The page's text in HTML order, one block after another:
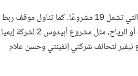
في سياق متصل، عرض وزير الكهرباء موقف تنفيذ خطوط الربط للطاقة المتجددة، والتي تشمل 19 مشروعًا. كما تناول موقف ربط
مشروعات الطاقة المتجددة بالشبكة الكهربائية لعام 2026، سواء من الطاقة الشمسية أو الرياح، مثل مشروع أبيدوس 2 لشركة إيميا
نجع حمادي، ومشروع نيفير لتحالف شركتي إنفينتي وحسن علام